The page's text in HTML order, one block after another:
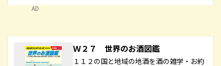
AD
Ｗ２７ 世界のお酒図鑑
１１２の国と地域の地酒を酒の雑学・お約